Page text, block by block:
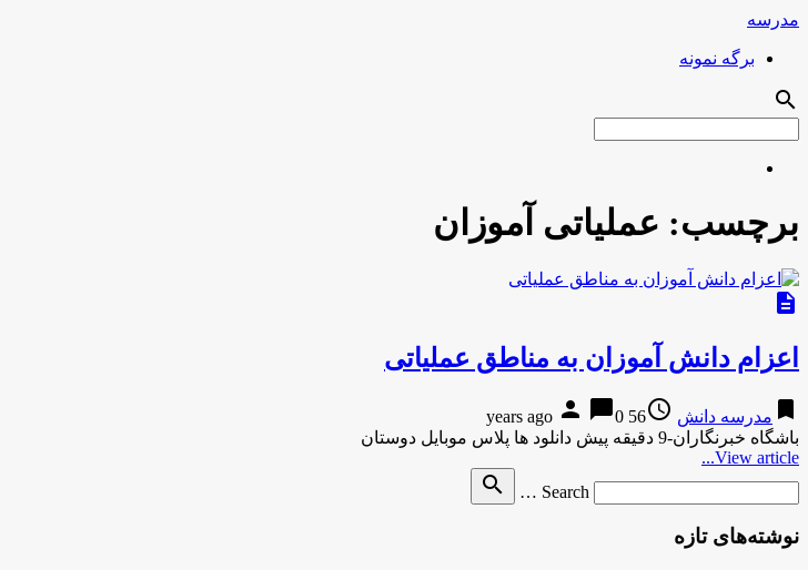
مدرسه
برگه نمونه
search
برچسب: عملیاتی آموزان
description
اعزام دانش آموزان به مناطق عملیاتی
bookmark مدرسه دانش access_time
56 years ago
person chat_bubble0
باشگاه خبرنگاران-9 دقیقه پیش دانلود ها پلاس موبایل دوستان
View article...
Search …
search
نوشته‌های تازه